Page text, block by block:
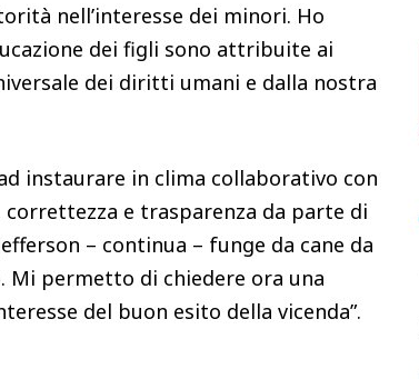
nell’interesse dei minori. Ho
dei figli sono attribuite ai
dei diritti umani e dalla nostra
instaurare in clima collaborativo con
e trasparenza da parte di
– continua – funge da cane da
Mi permetto di chiedere ora una
del buon esito della vicenda”.